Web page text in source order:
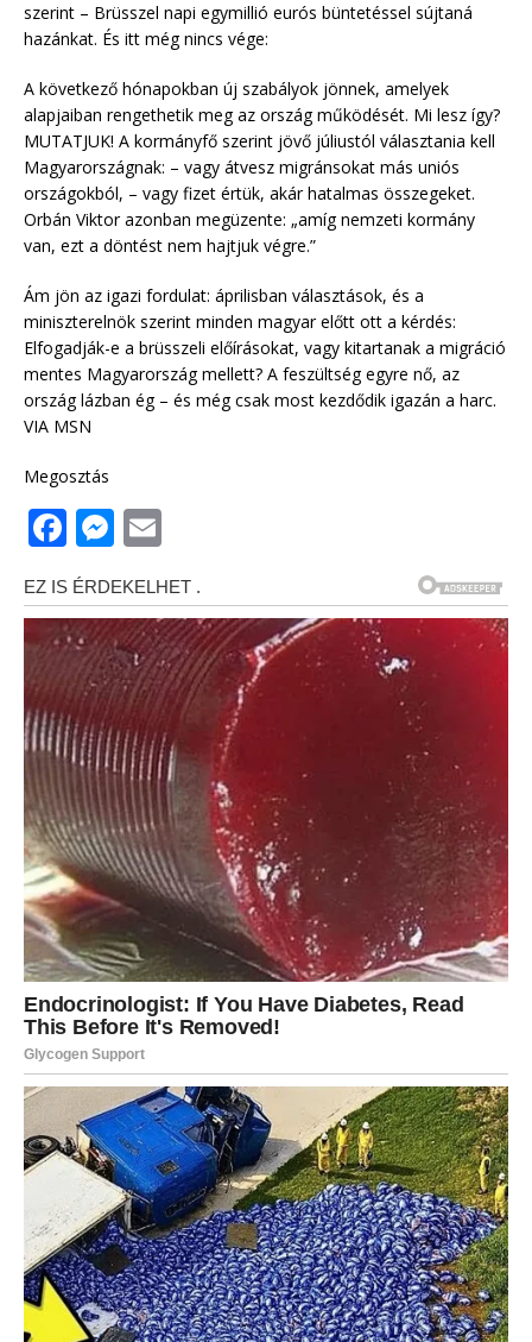
szerint – Brüsszel napi egymillió eurós büntetéssel sújtaná
hazánkat. És itt még nincs vége:
A következő hónapokban új szabályok jönnek, amelyek
alapjaiban rengethetik meg az ország működését. Mi lesz így?
MUTATJUK! A kormányfő szerint jövő júliustól választania kell
Magyarországnak: – vagy átvesz migránsokat más uniós
országokból, – vagy fizet értük, akár hatalmas összegeket.
Orbán Viktor azonban megüzente: „amíg nemzeti kormány
van, ezt a döntést nem hajtjuk végre.”
Ám jön az igazi fordulat: áprilisban választások, és a
miniszterelnök szerint minden magyar előtt ott a kérdés:
Elfogadják-e a brüsszeli előírásokat, vagy kitartanak a migráció
mentes Magyarország mellett? A feszültség egyre nő, az
ország lázban ég – és még csak most kezdődik igazán a harc.
VIA MSN
Megosztás
F
a
c
e
b
o
o
k
M
ss
e
n
g
e
r
ai
l